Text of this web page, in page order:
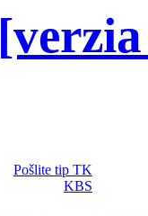
Pošlite tip TK
KBS